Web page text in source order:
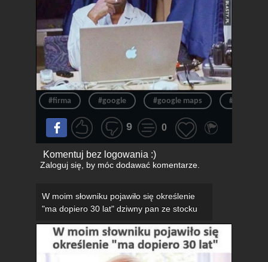
#firma #google #google maps #opinia
9 0
Komentuj bez logowania :)
Zaloguj się, by móc dodawać komentarze.
W moim słowniku pojawiło się określenie
"ma dopiero 30 lat" dziwny pan ze stocku